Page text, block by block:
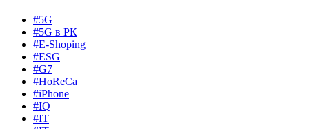
#5G
#5G в РК
#E-Shoping
#ESG
#G7
#HoReCa
#iPhone
#IQ
#IT